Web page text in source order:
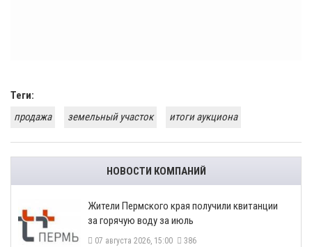
Теги:
продажа
земельный участок итоги аукциона
НОВОСТИ КОМПАНИЙ
​Жители Пермского края получили квитанции
за горячую воду за июль
07 августа 2026, 15:00 386